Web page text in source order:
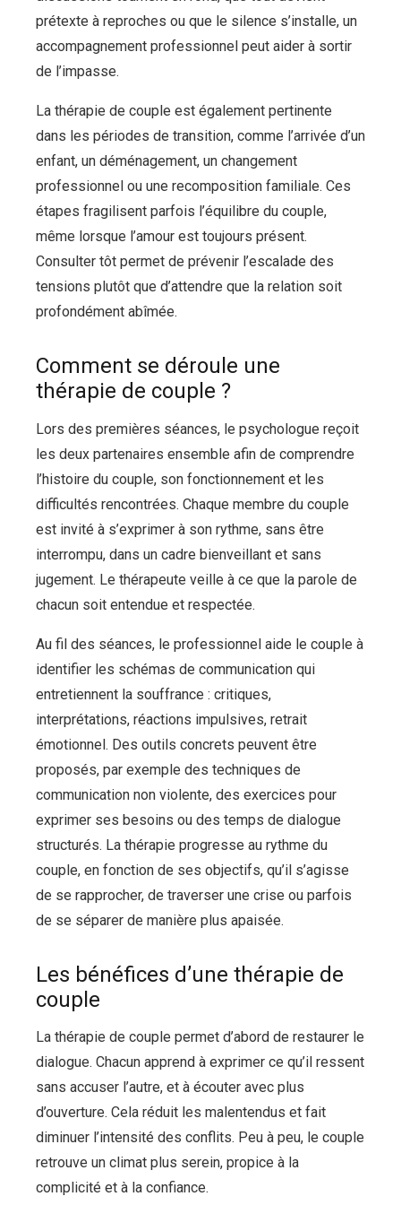
prétexte à reproches ou que le silence s’installe, un
accompagnement professionnel peut aider à sortir
de l’impasse.
La thérapie de couple est également pertinente
dans les périodes de transition, comme l’arrivée d’un
enfant, un déménagement, un changement
professionnel ou une recomposition familiale. Ces
étapes fragilisent parfois l’équilibre du couple,
même lorsque l’amour est toujours présent.
Consulter tôt permet de prévenir l’escalade des
tensions plutôt que d’attendre que la relation soit
profondément abîmée.
Comment se déroule une
thérapie de couple ?
Lors des premières séances, le psychologue reçoit
les deux partenaires ensemble afin de comprendre
l’histoire du couple, son fonctionnement et les
difficultés rencontrées. Chaque membre du couple
est invité à s’exprimer à son rythme, sans être
interrompu, dans un cadre bienveillant et sans
jugement. Le thérapeute veille à ce que la parole de
chacun soit entendue et respectée.
Au fil des séances, le professionnel aide le couple à
identifier les schémas de communication qui
entretiennent la souffrance : critiques,
interprétations, réactions impulsives, retrait
émotionnel. Des outils concrets peuvent être
proposés, par exemple des techniques de
communication non violente, des exercices pour
exprimer ses besoins ou des temps de dialogue
structurés. La thérapie progresse au rythme du
couple, en fonction de ses objectifs, qu’il s’agisse
de se rapprocher, de traverser une crise ou parfois
de se séparer de manière plus apaisée.
Les bénéfices d’une thérapie de
couple
La thérapie de couple permet d’abord de restaurer le
dialogue. Chacun apprend à exprimer ce qu’il ressent
sans accuser l’autre, et à écouter avec plus
d’ouverture. Cela réduit les malentendus et fait
diminuer l’intensité des conflits. Peu à peu, le couple
retrouve un climat plus serein, propice à la
complicité et à la confiance.